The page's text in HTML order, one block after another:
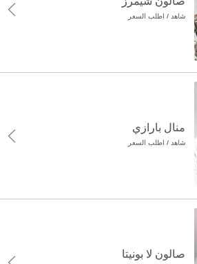
شاهد / اطلب السعر
منال بارازي
شاهد / اطلب السعر
صالون لا بونيتا